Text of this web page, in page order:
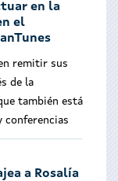
en la
el
remitir sus
de la
también está
conferencias
a Rosalía